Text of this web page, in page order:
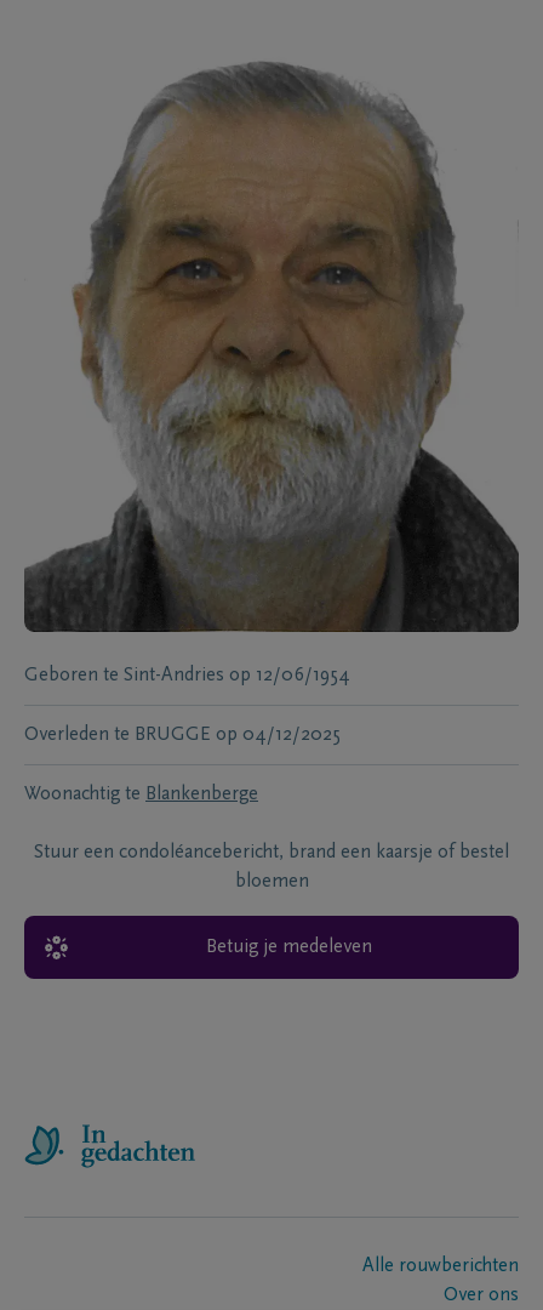
Geboren te Sint-Andries op 12/06/1954
Overleden te BRUGGE op 04/12/2025
Woonachtig te Blankenberge
Stuur een condoléancebericht, brand een kaarsje of bestel
bloemen
Betuig je medeleven
Alle rouwberichten
Over ons